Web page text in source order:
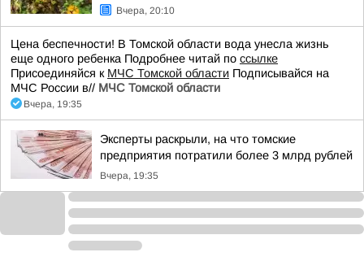
Вчера, 20:10
Цена беспечности! В Томской области вода унесла жизнь
еще одного ребенка Подробнее читай по ссылке
Присоединяйся к МЧС Томской области Подписывайся на
МЧС России в// МЧС Томской области
Вчера, 19:35
Эксперты раскрыли, на что томские
предприятия потратили более 3 млрд рублей
Вчера, 19:35